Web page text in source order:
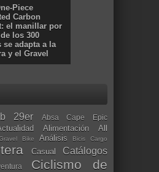
Piece
Carbon
el manillar por
los 300
se adapta a la
y el Gravel
29er Absa Cape Epic
Alimentación
All
Bike Análisis Bicis Cargo
Casual Catálogos
Ciclismo de